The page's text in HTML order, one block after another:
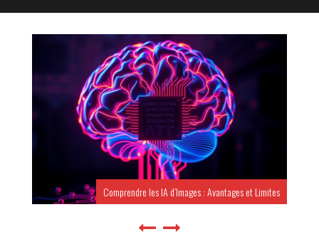
Comprendre les IA d’Images : Avantages et Limites